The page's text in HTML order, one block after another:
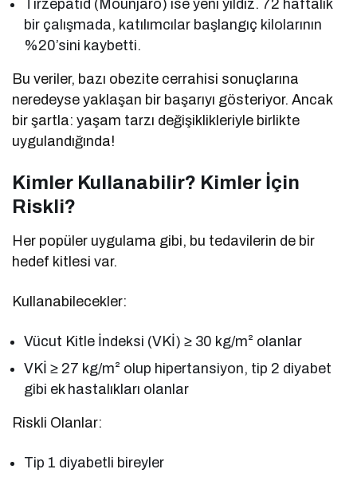
Tirzepatid (Mounjaro) ise yeni yıldız. 72 haftalık
bir çalışmada, katılımcılar başlangıç kilolarının
%20’sini kaybetti.
Bu veriler, bazı obezite cerrahisi sonuçlarına
neredeyse yaklaşan bir başarıyı gösteriyor. Ancak
bir şartla: yaşam tarzı değişiklikleriyle birlikte
uygulandığında!
Kimler Kullanabilir? Kimler İçin
Riskli?
Her popüler uygulama gibi, bu tedavilerin de bir
hedef kitlesi var.
Kullanabilecekler:
Vücut Kitle İndeksi (VKİ) ≥ 30 kg/m² olanlar
VKİ ≥ 27 kg/m² olup hipertansiyon, tip 2 diyabet
gibi ek hastalıkları olanlar
Riskli Olanlar:
Tip 1 diyabetli bireyler